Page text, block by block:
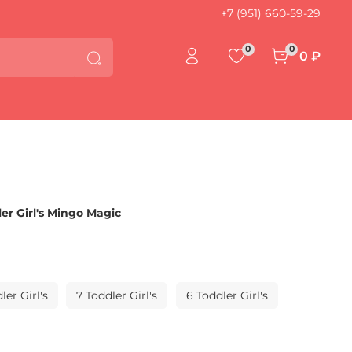
+7 (951) 660-59-29
0 0 0 ₽
Girl's Mingo Magic
Girl's 7 Toddler Girl's 6 Toddler Girl's